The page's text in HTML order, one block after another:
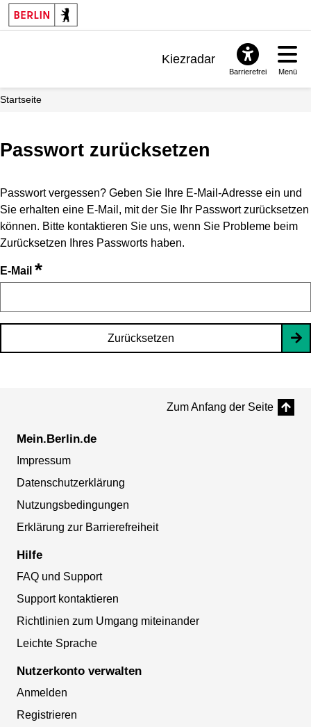
Kiezradar
Barrierefrei Menü
Startseite
Passwort zurücksetzen
Passwort vergessen? Geben Sie Ihre E-Mail-Adresse ein und
Sie erhalten eine E-Mail, mit der Sie Ihr Passwort zurücksetzen
können. Bitte kontaktieren Sie uns, wenn Sie Probleme beim
Zurücksetzen Ihres Passworts haben.
E-Mail *
Zurücksetzen
Zum Anfang der Seite
Mein.Berlin.de
Impressum
Datenschutzerklärung
Nutzungsbedingungen
Erklärung zur Barrierefreiheit
Hilfe
FAQ und Support
Support kontaktieren
Richtlinien zum Umgang miteinander
Leichte Sprache
Nutzerkonto verwalten
Anmelden
Registrieren